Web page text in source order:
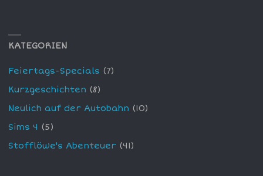
KATEGORIEN
Feiertags-Specials (7)
Kurzgeschichten (8)
Neulich auf der Autobahn (10)
Sims 4 (5)
Stofflöwe's Abenteuer (41)